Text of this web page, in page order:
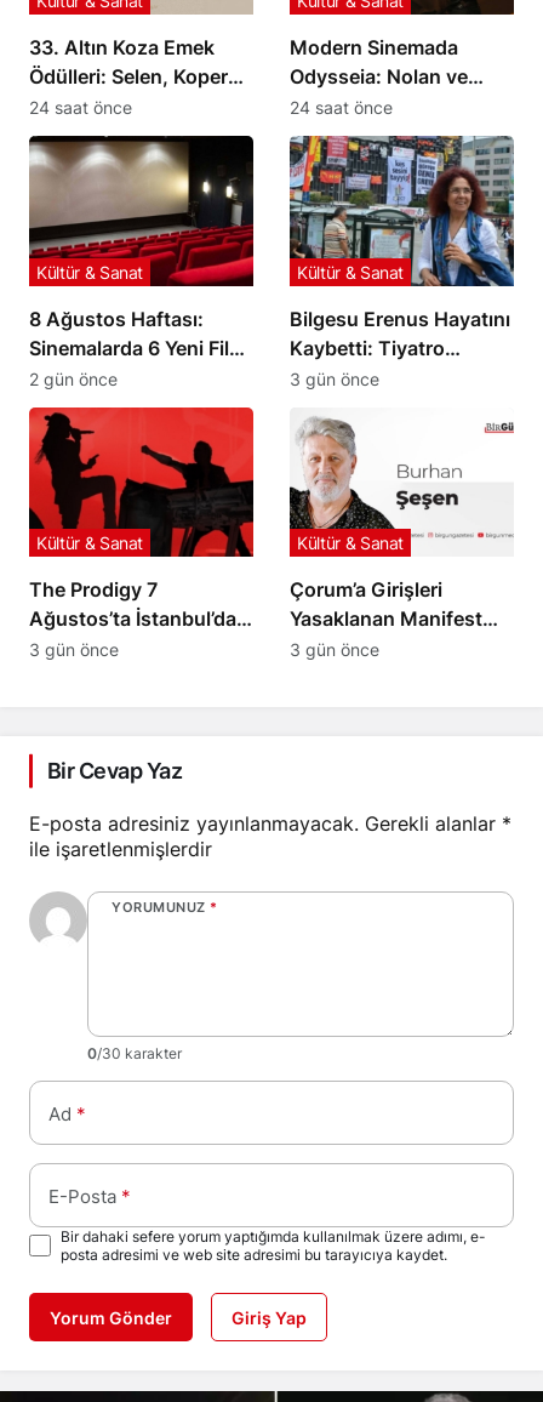
33. Altın Koza Emek
Ödülleri: Selen, Koper
ve Sayman
Onurlandırılıyor
24 saat önce
Modern Sinemada
Odysseia: Nolan ve
Homeros Arasındaki
Mesafe
24 saat önce
8 Ağustos Haftası:
Sinemalarda 6 Yeni Film
İzleyiciyle Buluşuyor
Kültür & Sanat
2 gün önce
Bilgesu Erenus Hayatını
Kaybetti: Tiyatro
Dünyasının Acı Kaybı
Kültür & Sanat
3 gün önce
The Prodigy 7
Ağustos’ta İstanbul’da
Sahne Alacak
Kültür & Sanat
3 gün önce
Çorum’a Girişleri
Yasaklanan Manifest
Grubu Londra Yolcusu
Kültür & Sanat
3 gün önce
Bir Cevap Yaz
E-posta adresiniz yayınlanmayacak. Gerekli alanlar *
ile işaretlenmişlerdir
YORUMUNUZ *
0/30 karakter
Ad *
E-Posta *
Bir dahaki sefere yorum yaptığımda kullanılmak üzere adımı, e-
posta adresimi ve web site adresimi bu tarayıcıya kaydet.
Yorum Gönder Giriş Yap